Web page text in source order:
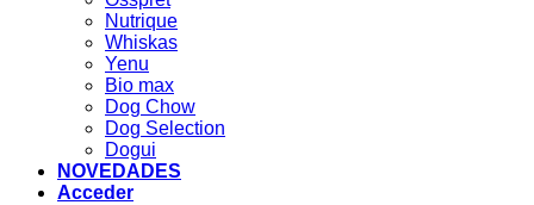
Nutrique
Whiskas
Yenu
Bio max
Dog Chow
Dog Selection
Dogui
NOVEDADES
Acceder